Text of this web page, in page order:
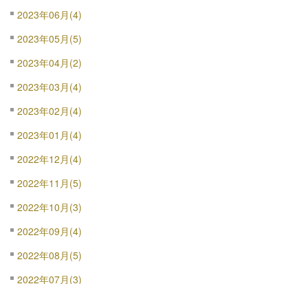
2023年06月(4)
2023年05月(5)
2023年04月(2)
2023年03月(4)
2023年02月(4)
2023年01月(4)
2022年12月(4)
2022年11月(5)
2022年10月(3)
2022年09月(4)
2022年08月(5)
2022年07月(3)